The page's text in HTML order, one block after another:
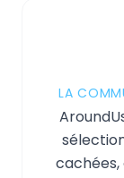
LA
cachées,